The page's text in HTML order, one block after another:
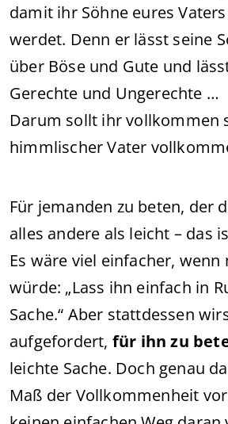
damit ihr Söhne eures
werdet. Denn er lässt seine
über Böse und Gute und
Gerechte und Ungerechte …
Darum sollt ihr vollkommen
himmlischer Vater
Für jemanden zu beten, der
alles andere als leicht – das
Es wäre viel einfacher, wenn
würde: „Lass ihn einfach in
Sache.“ Aber stattdessen
aufgefordert, für ihn zu
leichte Sache. Doch genau
Maß der Vollkommenheit